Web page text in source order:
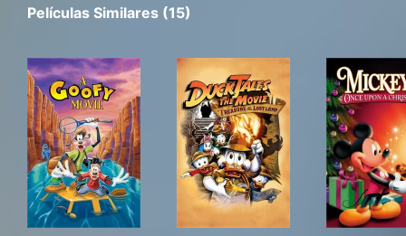
Películas Similares (15)